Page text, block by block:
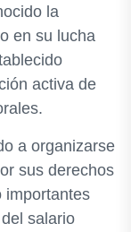
la
en su lucha
activa de
a organizarse
sus derechos
importantes
salario